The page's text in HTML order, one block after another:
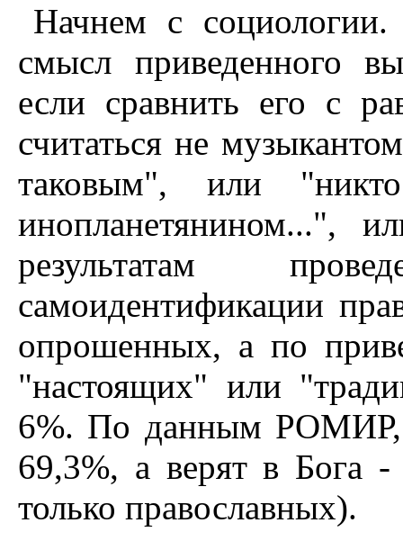
Начнем с
смысл приведенного
если сравнить его с
считаться не
таковым", или
результатам
самоидентификации
опрошенных, а по
"настоящих" или
6%. По данным РОМИР,
69,3%, а верят в Бога
только православных).